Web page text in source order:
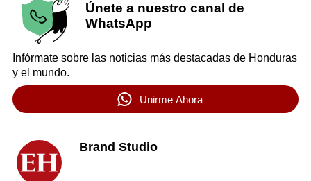
Únete a nuestro canal de
WhatsApp
Infórmate sobre las noticias más destacadas de Honduras
y el mundo.
Unirme Ahora
Brand Studio